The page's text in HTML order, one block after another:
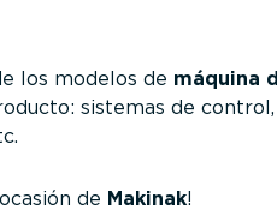
los modelos de máquina
sistemas de
de Makinak!